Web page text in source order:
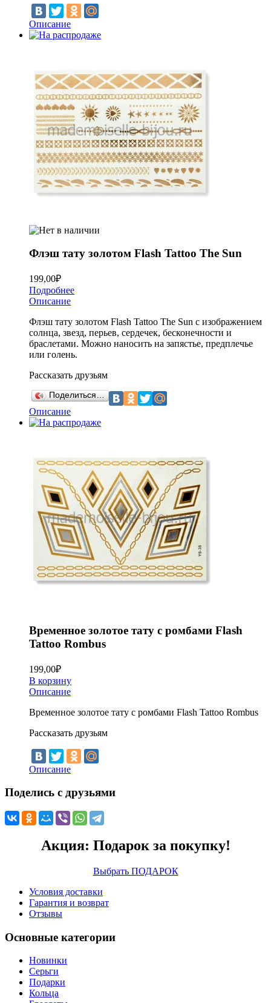
Описание
Флэш тату золотом Flash Tattoo The Sun
199,00₽
Подробнее
Описание
Флэш тату золотом Flash Tattoo The Sun с изображением
солнца, звезд, перьев, сердечек, бесконечности и
браслетами. Можно наносить на запястье, предплечье
или голень.
Рассказать друзьям
Поделиться…
Описание
Временное золотое тату с ромбами Flash
Tattoo Rombus
199,00₽
В корзину
Описание
Временное золотое тату с ромбами Flash Tattoo Rombus
Рассказать друзьям
Описание
Поделись с друзьями
Акция: Подарок за покупку!
Выбрать ПОДАРОК
Условия доставки
Гарантия и возврат
Отзывы
Основные категории
Новинки
Серьги
Подарки
Кольца